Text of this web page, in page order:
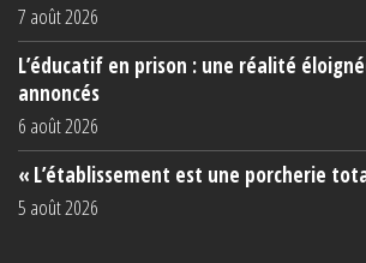
7 août 2026
L’éducatif en prison : une réalité
annoncés
6 août 2026
« L’établissement est une porcherie
5 août 2026